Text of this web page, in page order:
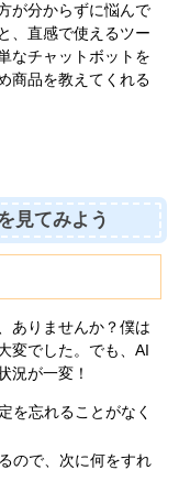
が分からずに悩んで
、直感で使えるツー
なチャットボットを
商品を教えてくれる
見てみよう
ありませんか？僕は
変でした。でも、AI
況が一変！
を忘れることがなく
ので、次に何をすれ